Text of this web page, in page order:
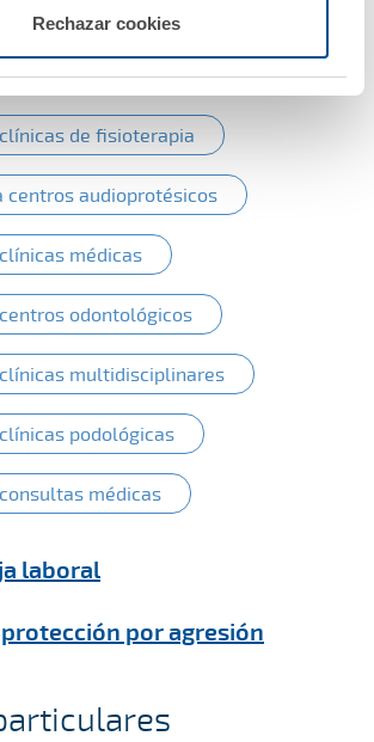
Rechazar cookies
establecimientos sanitarios
veterinarias
de fisioterapia
centros audioprotésicos
médicas
odontológicos
multidisciplinares
podológicas
médicas
laboral
por agresión